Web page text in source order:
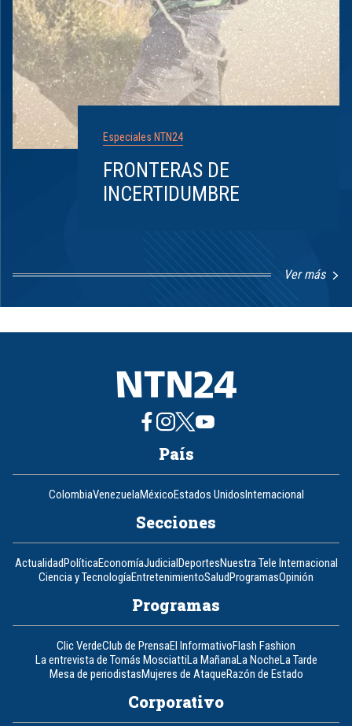
Especiales NTN24
FRONTERAS DE
INCERTIDUMBRE
Ver más
1
8
País
ColombiaVenezuelaMéxicoEstados UnidosInternacional
Secciones
ActualidadPolíticaEconomíaJudicialDeportesNuestra Tele Internacional
Ciencia y TecnologíaEntretenimientoSaludProgramasOpinión
Programas
Clic VerdeClub de PrensaEl InformativoFlash Fashion
La entrevista de Tomás MosciattiLa MañanaLa NocheLa Tarde
Mesa de periodistasMujeres de AtaqueRazón de Estado
Corporativo